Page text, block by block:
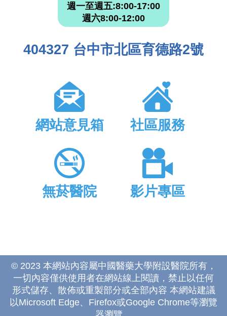
週一至週五:8:00-17:00
週六8:00-12:00
404327 台中市北區育德路2號
網站意見箱 社區服務
無菸醫院 影片專區
© 2023 本網站內容屬中國醫藥大學附設醫院所有，
一切內容僅供使用者在網站線上閱讀，禁止以任何
形式儲存、散佈或重製部分或全部內容 本網站建議
以Microsoft Edge、Firefox或Google Chrome等瀏覽